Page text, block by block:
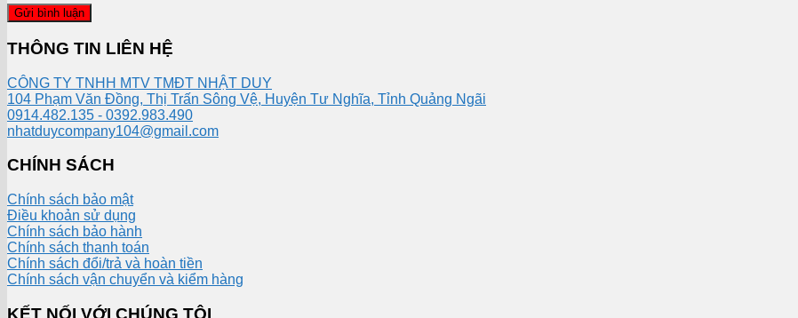
THÔNG TIN LIÊN HỆ
CÔNG TY TNHH MTV TMĐT NHẬT DUY
104 Phạm Văn Đồng, Thị Trấn Sông Vệ, Huyện Tư Nghĩa, Tỉnh Quảng Ngãi
0914.482.135 - 0392.983.490
nhatduycompany104@gmail.com
CHÍNH SÁCH
Chính sách bảo mật
Điều khoản sử dụng
Chính sách bảo hành
Chính sách thanh toán
Chính sách đổi/trả và hoàn tiền
Chính sách vận chuyển và kiểm hàng
KẾT NỐI VỚI CHÚNG TÔI